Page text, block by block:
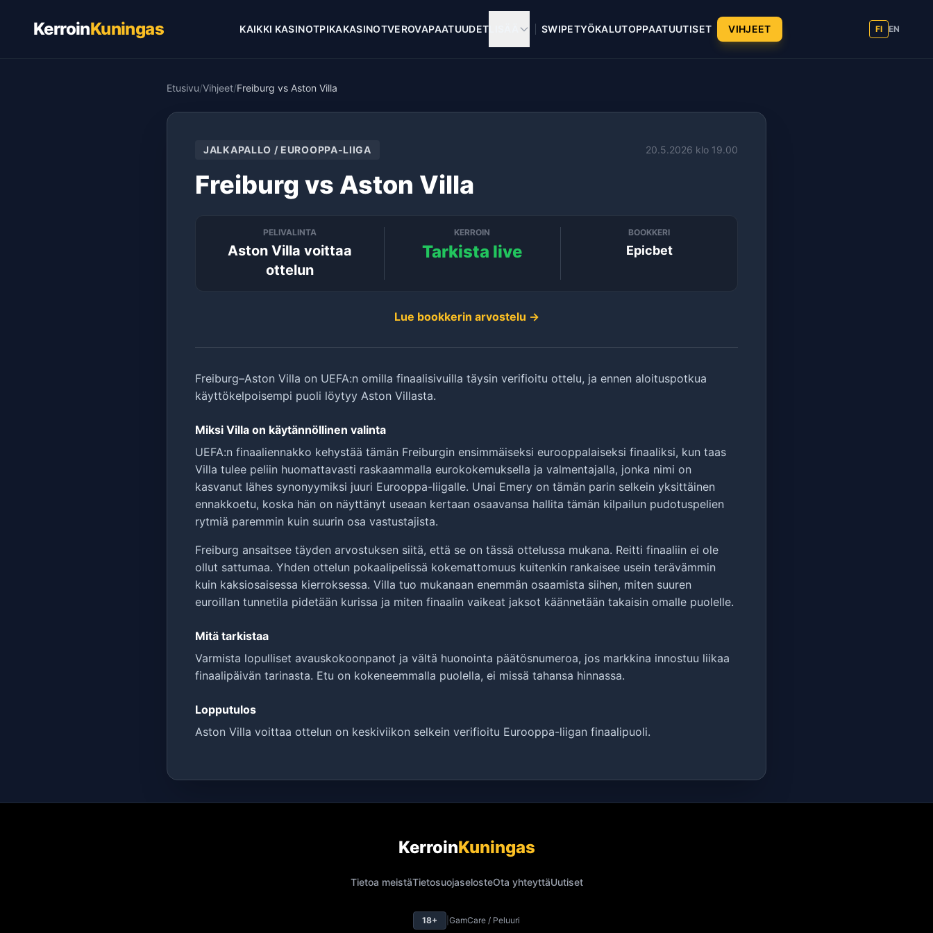
KerroinKuningas KAIKKI KASINOTPIKAKASINOTVEROVAPAATUUDET SWIPETYÖKALUTOPPAATUUTISET VIHJEET FI EN
Etusivu/Vihjeet/Freiburg vs Aston Villa
JALKAPALLO / EUROOPPA-LIIGA 20.5.2026 klo 19.00
Freiburg vs Aston Villa
PELIVALINTA
Aston Villa voittaa
ottelun
KERROIN
Tarkista live
BOOKKERI
Epicbet
Lue bookkerin arvostelu →
Freiburg–Aston Villa on UEFA:n omilla finaalisivuilla täysin verifioitu ottelu, ja ennen aloituspotkua
käyttökelpoisempi puoli löytyy Aston Villasta.
Miksi Villa on käytännöllinen valinta
UEFA:n finaaliennakko kehystää tämän Freiburgin ensimmäiseksi eurooppalaiseksi finaaliksi, kun taas
Villa tulee peliin huomattavasti raskaammalla eurokokemuksella ja valmentajalla, jonka nimi on
kasvanut lähes synonyymiksi juuri Eurooppa-liigalle. Unai Emery on tämän parin selkein yksittäinen
ennakkoetu, koska hän on näyttänyt useaan kertaan osaavansa hallita tämän kilpailun pudotuspelien
rytmiä paremmin kuin suurin osa vastustajista.
Freiburg ansaitsee täyden arvostuksen siitä, että se on tässä ottelussa mukana. Reitti finaaliin ei ole
ollut sattumaa. Yhden ottelun pokaalipelissä kokemattomuus kuitenkin rankaisee usein terävämmin
kuin kaksiosaisessa kierroksessa. Villa tuo mukanaan enemmän osaamista siihen, miten suuren
euroillan tunnetila pidetään kurissa ja miten finaalin vaikeat jaksot käännetään takaisin omalle puolelle.
Mitä tarkistaa
Varmista lopulliset avauskokoonpanot ja vältä huonointa päätösnumeroa, jos markkina innostuu liikaa
finaalipäivän tarinasta. Etu on kokeneemmalla puolella, ei missä tahansa hinnassa.
Lopputulos
Aston Villa voittaa ottelun on keskiviikon selkein verifioitu Eurooppa-liigan finaalipuoli.
KerroinKuningas
Tietoa meistäTietosuojaselosteOta yhteyttäUutiset
18+ GamCare / Peluuri